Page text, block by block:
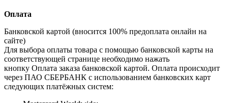
Оплата
Банковской картой (вносится 100% предоплата онлайн на
сайте)
Для выбора оплаты товара с помощью банковской карты на
соответствующей странице необходимо нажать
кнопку Оплата заказа банковской картой. Оплата происходит
через ПАО СБЕРБАНК с использованием банковских карт
следующих платёжных систем: